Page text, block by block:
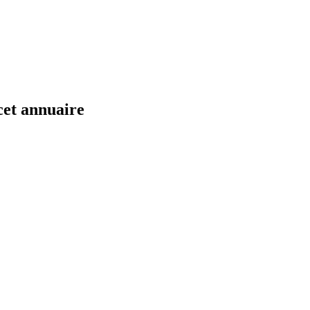
annuaire